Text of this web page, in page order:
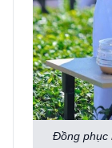
Đồng phục